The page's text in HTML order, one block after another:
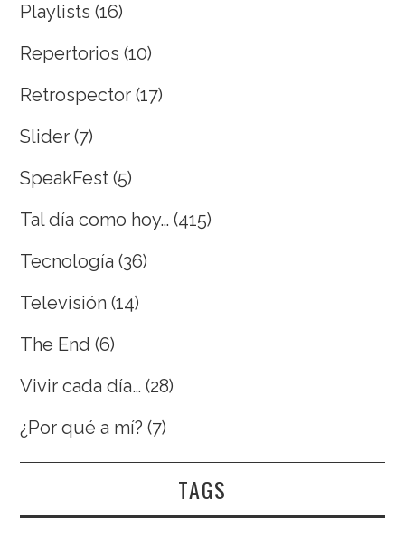
Playlists (16)
Repertorios (10)
Retrospector (17)
Slider (7)
SpeakFest (5)
Tal día como hoy… (415)
Tecnología (36)
Televisión (14)
The End (6)
Vivir cada día… (28)
¿Por qué a mí? (7)
TAGS